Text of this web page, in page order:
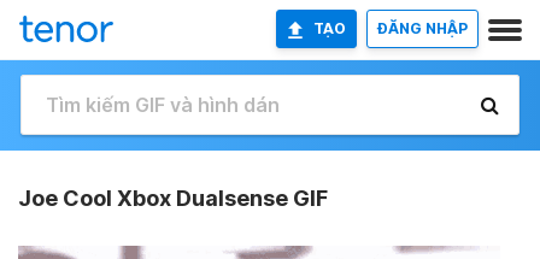
TẠO ĐĂNG NHẬP
Joe Cool Xbox Dualsense GIF